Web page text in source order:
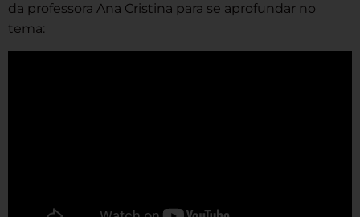
da professora Ana Cristina para se aprofundar no
tema: